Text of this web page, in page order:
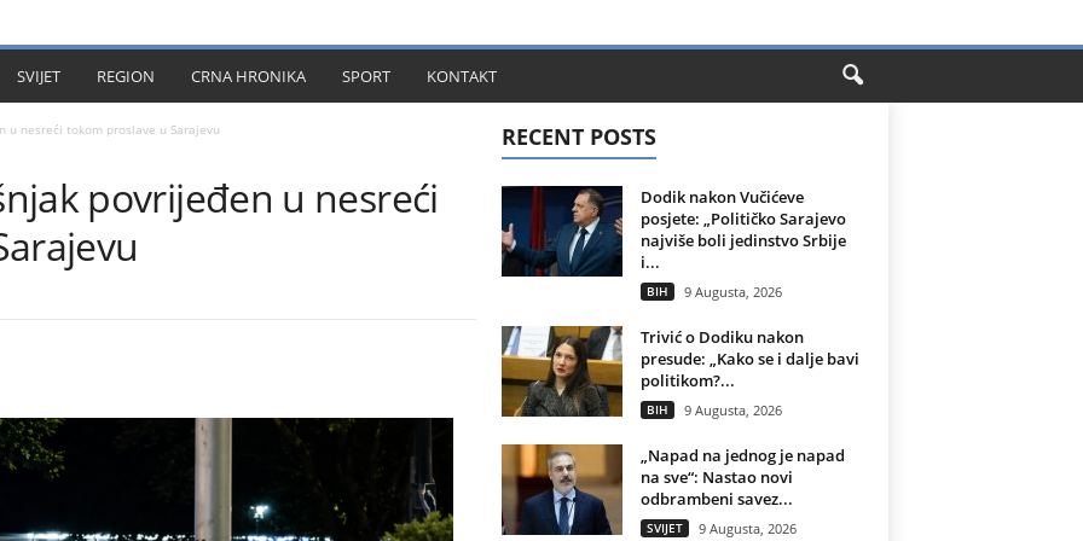
SVIJET REGION CRNA HRONIKA SPORT KONTAKT
u nesreći tokom proslave u Sarajevu
povrijeđen u nesreći
RECENT POSTS
Dodik nakon Vučićeve
posjete: „Političko Sarajevo
najviše boli jedinstvo Srbije
i...
BIH 9 Augusta, 2026
Trivić o Dodiku nakon
presude: „Kako se i dalje bavi
politikom?...
BIH 9 Augusta, 2026
„Napad na jednog je napad
na sve“: Nastao novi
odbrambeni savez...
SVIJET 9 Augusta, 2026